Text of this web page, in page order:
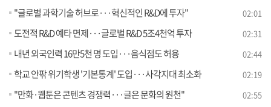
"글로벌 과학기술 허브로···혁신적인 R&D에 투자" 02:01
도전적 R&D 예타 면제···글로벌 R&D 5조4천억 투자 02:31
내년 외국인력 16만5천 명 도입···음식점도 허용 02:44
학교 안팎 위기학생 '기본통계' 도입···사각지대 최소화 02:19
"만화·웹툰은 콘텐츠 경쟁력···글은 문화의 원천" 02:55